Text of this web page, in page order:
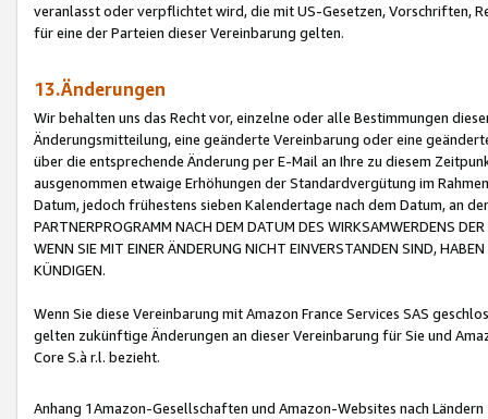
veranlasst oder verpflichtet wird, die mit US-Gesetzen, Vorschriften,
für eine der Parteien dieser Vereinbarung gelten.
13.Änderungen
Wir behalten uns das Recht vor, einzelne oder alle Bestimmungen
Änderungsmitteilung, eine geänderte Vereinbarung oder eine
über die entsprechende Änderung per E-Mail an Ihre zu diesem
ausgenommen etwaige Erhöhungen der Standardvergütung im
Datum, jedoch frühestens sieben Kalendertage nach dem Datum, an
PARTNERPROGRAMM NACH DEM DATUM DES WIRKSAMWERDENS
WENN SIE MIT EINER ÄNDERUNG NICHT EINVERSTANDEN SIND,
KÜNDIGEN.
Wenn Sie diese Vereinbarung mit Amazon France Services SAS
gelten zukünftige Änderungen an dieser Vereinbarung für Sie und
Core S.à r.l. bezieht.
Anhang 1Amazon-Gesellschaften und Amazon-Websites nach Ländern